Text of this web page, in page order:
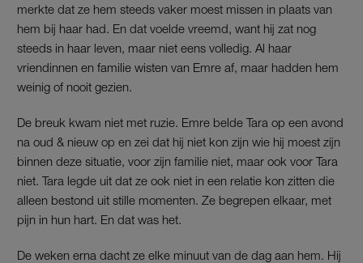
merkte dat ze hem steeds vaker moest missen in plaats van
hem bij haar had. En dat voelde vreemd, want hij zat nog
steeds in haar leven, maar niet eens volledig. Al haar
vriendinnen en familie wisten van Emre af, maar hadden hem
weinig of nooit gezien.
De breuk kwam niet met ruzie. Emre belde Tara op een avond
na oud & nieuw op en zei dat hij niet kon zijn wie hij moest zijn
binnen deze situatie, voor zijn familie niet, maar ook voor Tara
niet. Tara legde uit dat ze ook niet in een relatie kon zitten die
alleen bestond uit stille momenten. Ze begrepen elkaar, met
pijn in hun hart. En dat was het.
De weken erna dacht ze elke minuut van de dag aan hem. Hij